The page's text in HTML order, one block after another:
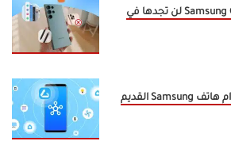
5 ميزات حصرية في Samsung Galaxy لن تجدها في
طريقة ذكية لإعادة استخدام هاتف Samsung القديم